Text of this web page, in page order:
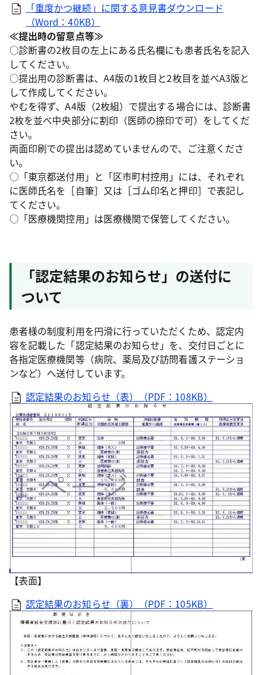
「重度かつ継続」に関する意見書ダウンロード
（Word：40KB）
≪提出時の留意点等≫
○診断書の2枚目の左上にある氏名欄にも患者氏名を記入
してください。
○提出用の診断書は、A4版の1枚目と2枚目を並べA3版と
して作成してください。
やむを得ず、A4版（2枚組）で提出する場合には、診断書
2枚を並べ中央部分に割印（医師の捺印で可）をしてくだ
さい。
両面印刷での提出は認めていませんので、ご注意くださ
い。
○「東京都送付用」と「区市町村控用」には、それぞれ
に医師氏名を［自筆］又は［ゴム印名と押印］で表記し
てください。
○「医療機関控用」は医療機関で保管してください。
「認定結果のお知らせ」の送付に
ついて
患者様の制度利用を円滑に行っていただくため、認定内
容を記載した「認定結果のお知らせ」を、交付日ごとに
各指定医療機関等（病院、薬局及び訪問看護ステーショ
ンなど）へ送付しています。
認定結果のお知らせ（表）（PDF：108KB）
【表面】
認定結果のお知らせ（裏）（PDF：105KB）